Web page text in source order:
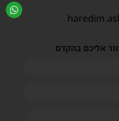
אליכם בהקדם